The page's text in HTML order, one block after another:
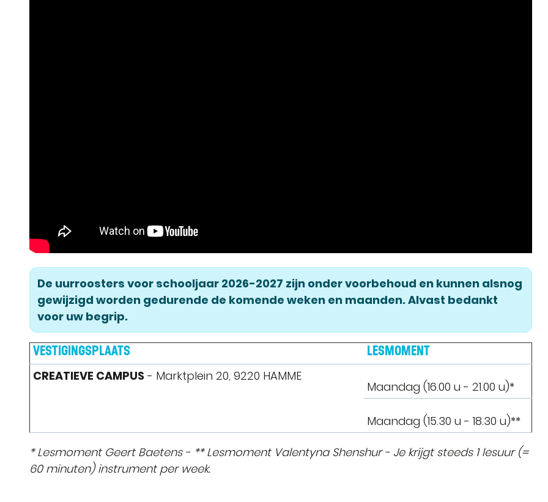
De uurroosters voor schooljaar 2026-2027 zijn onder voorbehoud en kunnen alsnog
gewijzigd worden gedurende de komende weken en maanden. Alvast bedankt
voor uw begrip.
VESTIGINGSPLAATS LESMOMENT
CREATIEVE CAMPUS - Marktplein 20, 9220 HAMME
Maandag (16.00 u - 21.00 u)*
Maandag (15.30 u - 18.30 u)**
* Lesmoment Geert Baetens - ** Lesmoment Valentyna Shenshur - Je krijgt steeds 1 lesuur (=
60 minuten) instrument per week.